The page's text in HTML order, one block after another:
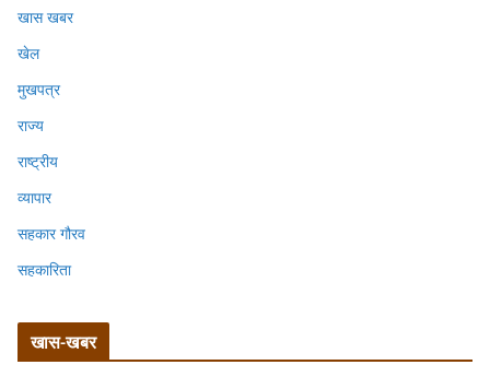
खास खबर
खेल
मुखपत्र
राज्य
राष्ट्रीय
व्यापार
सहकार गौरव
सहकारिता
खास-खबर